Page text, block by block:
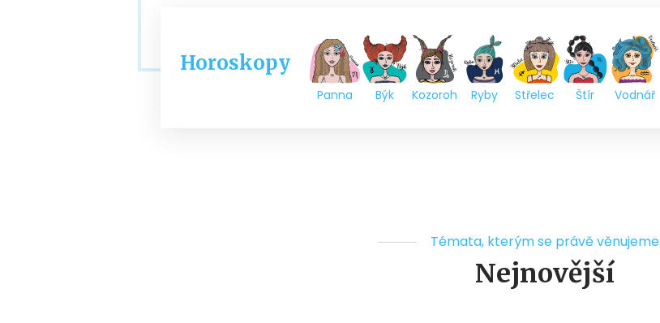
Horoskopy
Panna Býk Kozoroh Ryby Střelec Štír Vodnář
Témata, kterým se právě věnujeme
Nejnovější